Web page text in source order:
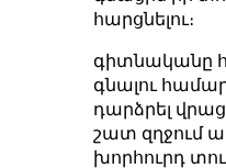
հարցնելու։
գիտնականը
գնալու
դարձրել
շատ զղջում
խորհուրդ